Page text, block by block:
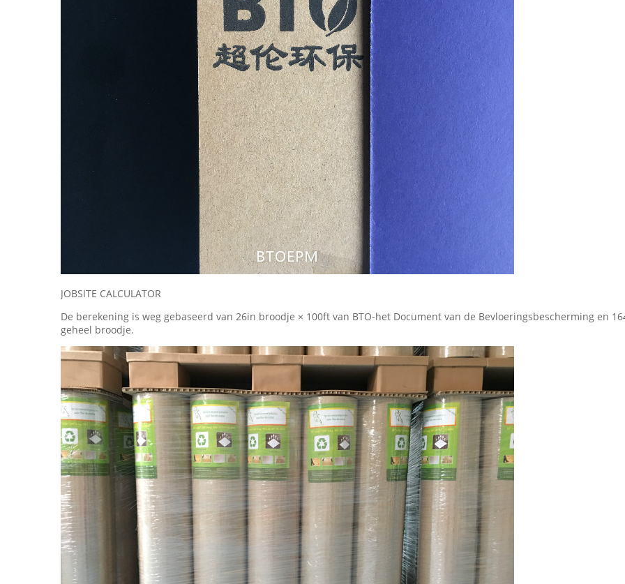
JOBSITE CALCULATOR
De berekening is weg gebaseerd van 26in broodje × 100ft van BTO-het Document van de Bevloeringsbescherming en
geheel broodje.